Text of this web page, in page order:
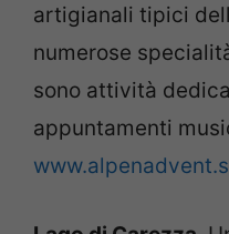
artigianali tipici
numerose
sono attività
appuntamenti